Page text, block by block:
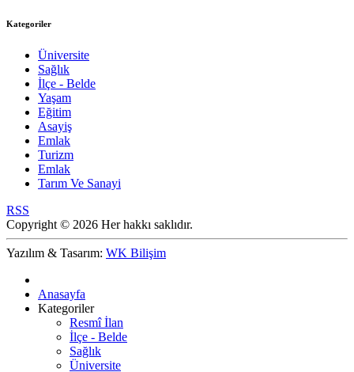
Kategoriler
Üniversite
Sağlık
İlçe - Belde
Yaşam
Eğitim
Asayiş
Emlak
Turizm
Emlak
Tarım Ve Sanayi
RSS
Copyright © 2026 Her hakkı saklıdır.
Yazılım & Tasarım: WK Bilişim
Anasayfa
Kategoriler
Resmî İlan
İlçe - Belde
Sağlık
Üniversite